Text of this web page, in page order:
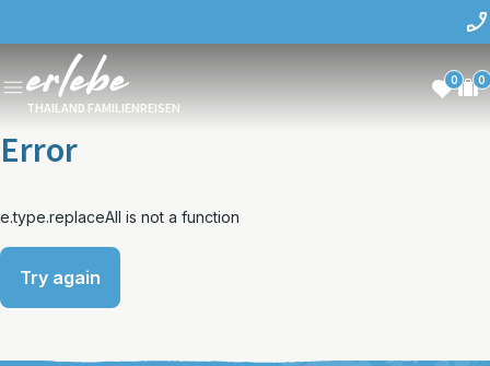
THAILAND FAMILIENREISEN
0 0
Error
e.type.replaceAll is not a function
Try again